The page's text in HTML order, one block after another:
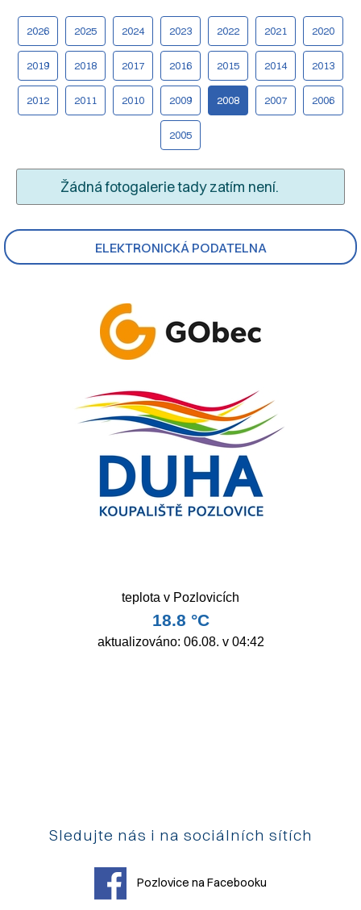
ELEKTRONICKÁ PODATELNA
2026 2025 2024 2023 2022 2021 2020
2019 2018 2017 2016 2015 2014 2013
2012 2011 2010 2009 2008 2007 2006
2005
Žádná fotogalerie tady zatím není.
Sledujte nás i na sociálních sítích
Pozlovice na Facebooku